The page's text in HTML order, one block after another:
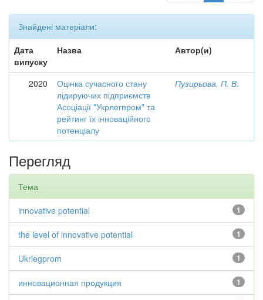
Знайдені матеріали:
Дата
випуску
Назва Автор(и)
2020
Оцінка сучасного стану
лідируючих підприємств
Асоціації "Укрлегпром" та
рейтинг їх інноваційного
потенціалу
Пузирьова, П. В.
Перегляд
Тема
1
innovative potential
1
the level of innovative potential
1
Ukrlegprom
1
инновационная продукция